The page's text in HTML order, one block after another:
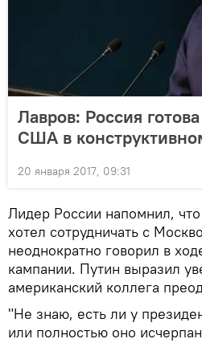
Лавров: Россия
США в
20 января 2017, 09:31
Лидер России напомнил,
хотел сотрудничать с
неоднократно говорил в
кампании. Путин выразил
американский коллега
"Не знаю, есть ли у
или полностью оно